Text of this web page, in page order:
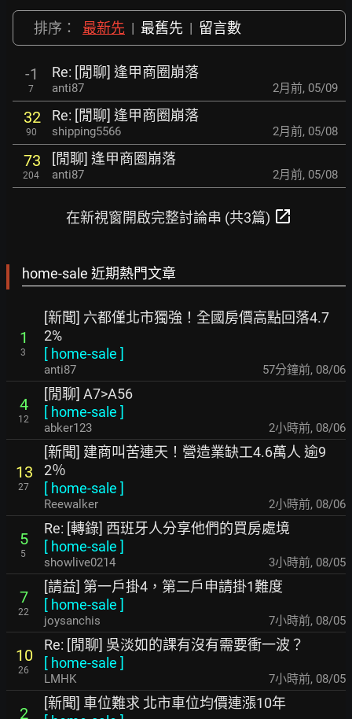
排序： 最新先 | 最舊先 | 留言數
-1
7
Re: [閒聊] 逢甲商圈崩落
anti87 2月前, 05/09
32
90
Re: [閒聊] 逢甲商圈崩落
shipping5566 2月前, 05/08
73
204
[閒聊] 逢甲商圈崩落
anti87 2月前, 05/08
在新視窗開啟完整討論串 (共3篇) open_in_new
home-sale 近期熱門文章
1
3
[新聞] 六都僅北市獨強！全國房價高點回落4.7
2%
[ home-sale ]
anti87 57分鐘前, 08/06
4
12
[閒聊] A7>A56
[ home-sale ]
abker123 2小時前, 08/06
13
27
[新聞] 建商叫苦連天！營造業缺工4.6萬人 逾9
2％
[ home-sale ]
Reewalker 2小時前, 08/06
5
5
Re: [轉錄] 西班牙人分享他們的買房處境
[ home-sale ]
showlive0214 3小時前, 08/05
7
22
[請益] 第一戶掛4，第二戶申請掛1難度
[ home-sale ]
joysanchis 7小時前, 08/05
10
26
Re: [閒聊] 吳淡如的課有沒有需要衝一波？
[ home-sale ]
LMHK 7小時前, 08/05
2
[新聞] 車位難求 北市車位均價連漲10年